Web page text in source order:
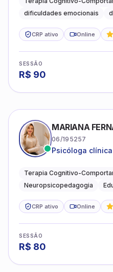
dificuldades emocionais
CRP ativo Online
SESSÃO
R$ 90
MARIANA
06/195257
Psicóloga clínica
do
Terapia Cognitivo-
Neuropsicopedagogia
CRP ativo Online
SESSÃO
R$ 80